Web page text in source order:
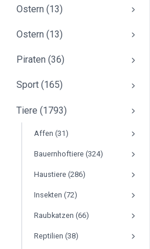
Ostern (13)
Ostern (13)
Piraten (36)
Sport (165)
Tiere (1793)
Affen (31)
Bauernhoftiere (324)
Haustiere (286)
Insekten (72)
Raubkatzen (66)
Reptilien (38)